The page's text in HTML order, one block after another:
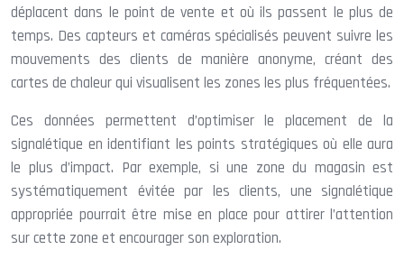
déplacent dans le point de vente et où ils passent le plus de
temps. Des capteurs et caméras spécialisés peuvent suivre les
mouvements des clients de manière anonyme, créant des
cartes de chaleur qui visualisent les zones les plus fréquentées.
Ces données permettent d’optimiser le placement de la
signalétique en identifiant les points stratégiques où elle aura
le plus d’impact. Par exemple, si une zone du magasin est
systématiquement évitée par les clients, une signalétique
appropriée pourrait être mise en place pour attirer l’attention
sur cette zone et encourager son exploration.